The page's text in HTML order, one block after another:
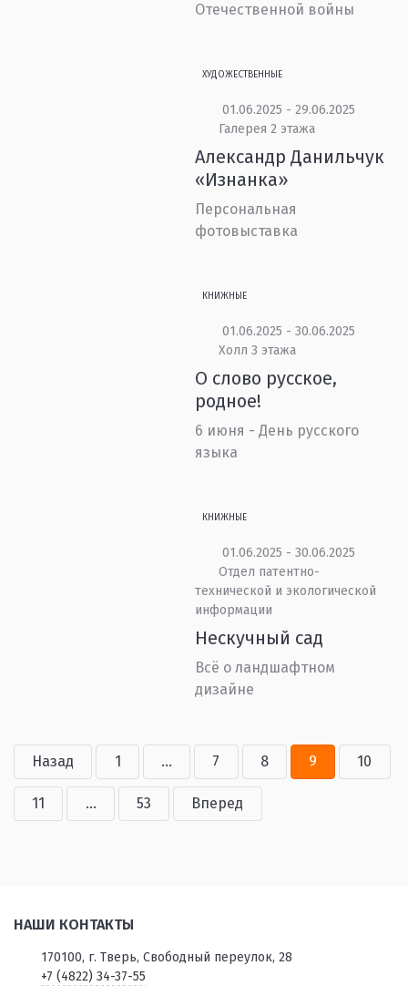
Отечественной войны
ХУДОЖЕСТВЕННЫЕ
01.06.2025 - 29.06.2025
Галерея 2 этажа
Александр Данильчук
«Изнанка»
Персональная
фотовыставка
КНИЖНЫЕ
01.06.2025 - 30.06.2025
Холл 3 этажа
О слово русское,
родное!
6 июня - День русского
языка
КНИЖНЫЕ
01.06.2025 - 30.06.2025
Отдел патентно-
технической и экологической
информации
Нескучный сад
Всё о ландшафтном
дизайне
Назад 1 ... 7 8 9 10
11 ... 53 Вперед
НАШИ КОНТАКТЫ
170100, г. Тверь, Свободный переулок, 28
+7 (4822) 34-37-55